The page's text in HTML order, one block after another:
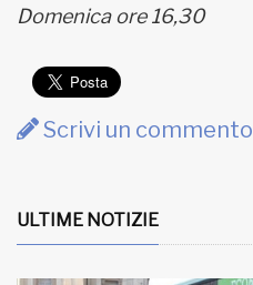
Domenica ore 16,30
Scrivi un commento
ULTIME NOTIZIE